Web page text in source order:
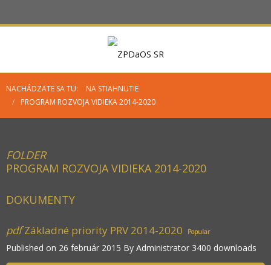
NACHÁDZATE SA TU:
NA STIAHNUTIE
/
PROGRAM ROZVOJA VIDIEKA 2014-2020
FOLDER
PROGRAM ROZVOJA VIDIEKA 2014-2020
DOKUMENTY
pdf Základné priority PRV 2014-2020 Popular
Published on 26 február 2015 By Administrator 3400 downloads